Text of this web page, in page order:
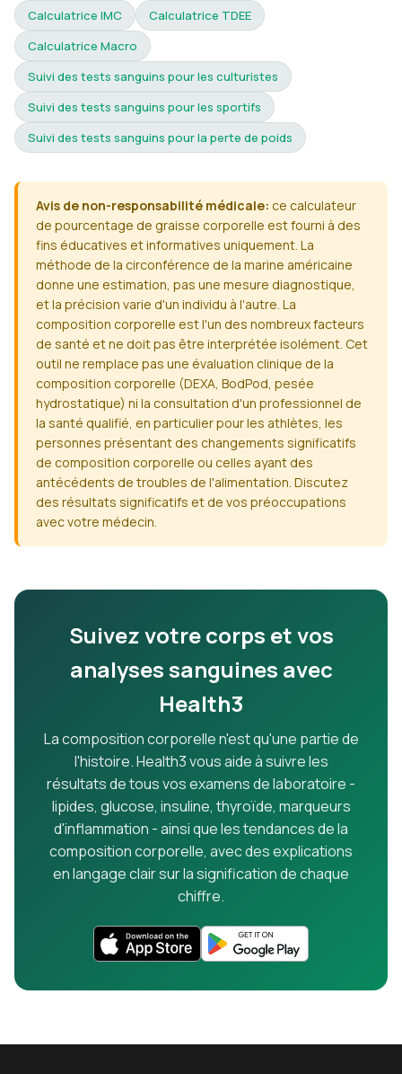
Calculatrice IMC
Calculatrice TDEE
Calculatrice Macro
Suivi des tests sanguins pour les culturistes
Suivi des tests sanguins pour les sportifs
Suivi des tests sanguins pour la perte de poids
Avis de non-responsabilité médicale: ce calculateur
de pourcentage de graisse corporelle est fourni à des
fins éducatives et informatives uniquement. La
méthode de la circonférence de la marine américaine
donne une estimation, pas une mesure diagnostique,
et la précision varie d'un individu à l'autre. La
composition corporelle est l'un des nombreux facteurs
de santé et ne doit pas être interprétée isolément. Cet
outil ne remplace pas une évaluation clinique de la
composition corporelle (DEXA, BodPod, pesée
hydrostatique) ni la consultation d'un professionnel de
la santé qualifié, en particulier pour les athlètes, les
personnes présentant des changements significatifs
de composition corporelle ou celles ayant des
antécédents de troubles de l'alimentation. Discutez
des résultats significatifs et de vos préoccupations
avec votre médecin.
Suivez votre corps et vos
analyses sanguines avec
Health3
La composition corporelle n'est qu'une partie de
l'histoire. Health3 vous aide à suivre les
résultats de tous vos examens de laboratoire -
lipides, glucose, insuline, thyroïde, marqueurs
d'inflammation - ainsi que les tendances de la
composition corporelle, avec des explications
en langage clair sur la signification de chaque
chiffre.